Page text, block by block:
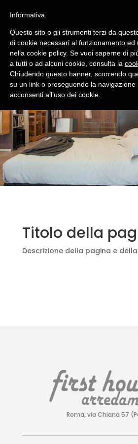
Titolo della
Descrizione della pagina e
Roma, via Chiana 57
Informativa
Questo sito o gli strumenti terzi da
di cookie necessari al funzionamento ed
nella cookie policy. Se vuoi saperne di
a tutti o ad alcuni cookie, consulta la
Chiudendo questo banner, scorrendo
su un link o proseguendo la navigazione
acconsenti all’uso dei cookie.